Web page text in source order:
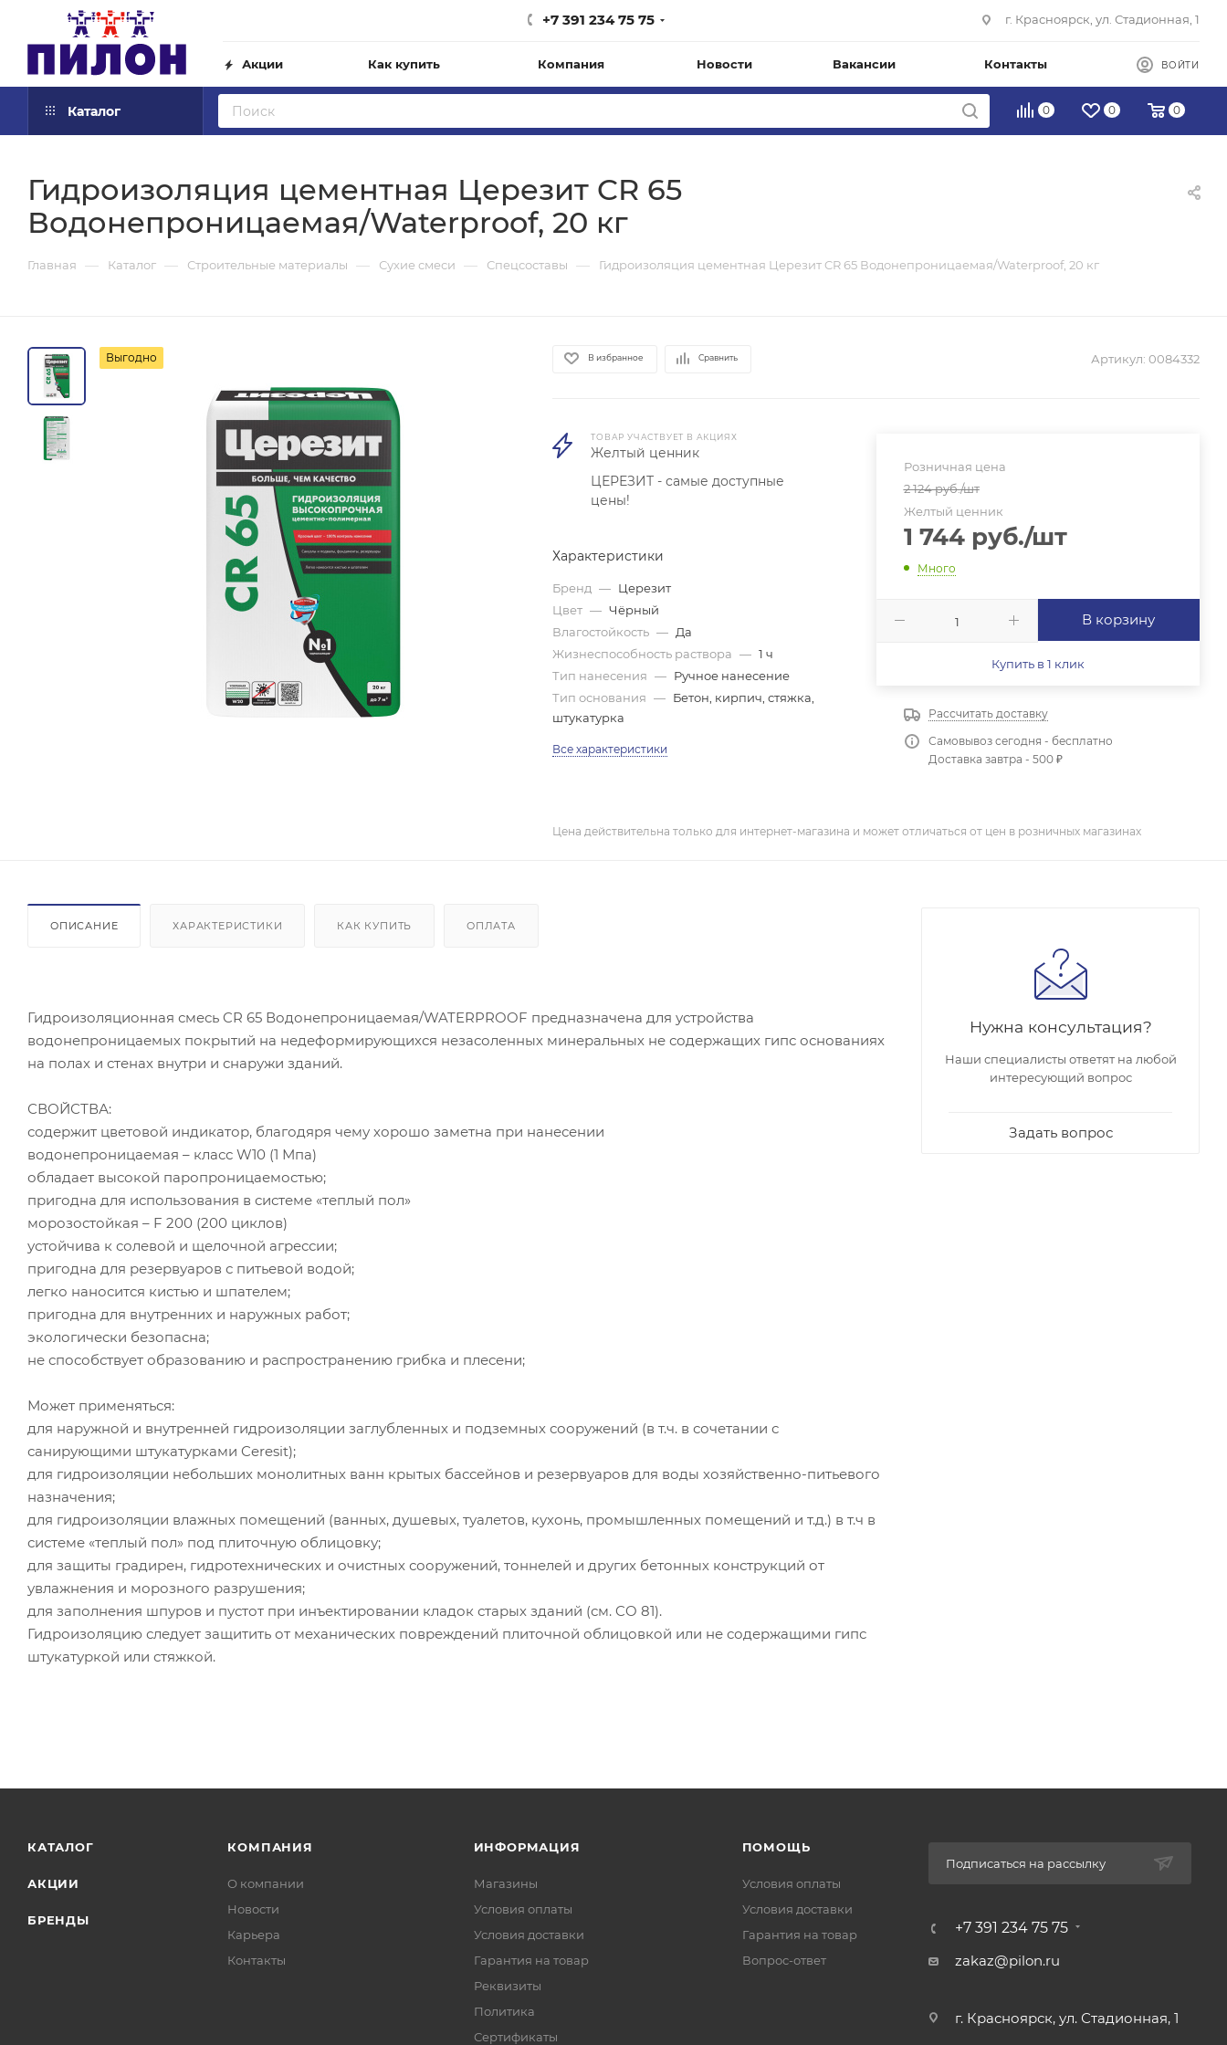
+7 391 234 75 75 г. Красноярск, ул. Стадионная, 1
Акции Как купить Компания Новости Вакансии Контакты ВОЙТИ
Каталог 0 0 0
Гидроизоляция цементная Церезит CR 65
Водонепроницаемая/Waterproof, 20 кг
Главная — Каталог — Строительные материалы — Сухие смеси — Спецсоставы — Гидроизоляция цементная Церезит CR 65 Водонепроницаемая/Waterproof, 20 кг
Выгодно В избранное Сравнить Артикул: 0084332
ТОВАР УЧАСТВУЕТ В АКЦИЯХ
Желтый ценник
ЦЕРЕЗИТ - самые доступные
цены!
Характеристики
Бренд — Церезит
Цвет — Чёрный
Влагостойкость — Да
Жизнеспособность раствора — 1 ч
Тип нанесения — Ручное нанесение
Тип основания — Бетон, кирпич, стяжка,
штукатурка
Все характеристики
Розничная цена
2 124руб./шт
Желтый ценник
1 744руб./шт
Много
В корзину
Купить в 1 клик
Рассчитать доставку
Самовывоз сегодня - бесплатно
Доставка завтра - 500 ₽
Цена действительна только для интернет-магазина и может отличаться от цен в розничных магазинах
ОПИСАНИЕ ХАРАКТЕРИСТИКИ КАК КУПИТЬ ОПЛАТА
Гидроизоляционная смесь CR 65 Водонепроницаемая/WATERPROOF предназначена для устройства
водонепроницаемых покрытий на недеформирующихся незасоленных минеральных не содержащих гипс основаниях
на полах и стенах внутри и снаружи зданий.
СВОЙСТВА:
содержит цветовой индикатор, благодяря чему хорошо заметна при нанесении
водонепроницаемая – класс W10 (1 Мпа)
обладает высокой паропроницаемостью;
пригодна для использования в системе «теплый пол»
морозостойкая – F 200 (200 циклов)
устойчива к солевой и щелочной агрессии;
пригодна для резервуаров с питьевой водой;
легко наносится кистью и шпателем;
пригодна для внутренних и наружных работ;
экологически безопасна;
не способствует образованию и распространению грибка и плесени;
Может применяться:
для наружной и внутренней гидроизоляции заглубленных и подземных сооружений (в т.ч. в сочетании с
санирующими штукатурками Ceresit);
для гидроизоляции небольших монолитных ванн крытых бассейнов и резервуаров для воды хозяйственно-питьевого
назначения;
для гидроизоляции влажных помещений (ванных, душевых, туалетов, кухонь, промышленных помещений и т.д.) в т.ч в
системе «теплый пол» под плиточную облицовку;
для защиты градирен, гидротехнических и очистных сооружений, тоннелей и других бетонных конструкций от
увлажнения и морозного разрушения;
для заполнения шпуров и пустот при инъектировании кладок старых зданий (см. CO 81).
Гидроизоляцию следует защитить от механических повреждений плиточной облицовкой или не содержащими гипс
штукатуркой или стяжкой.
Нужна консультация?
Наши специалисты ответят на любой
интересующий вопрос
Задать вопрос
КАТАЛОГ
АКЦИИ
БРЕНДЫ
КОМПАНИЯ
О компании
Новости
Карьера
Контакты
ИНФОРМАЦИЯ
Магазины
Условия оплаты
Условия доставки
Гарантия на товар
Реквизиты
Политика
Сертификаты
ПОМОЩЬ
Условия оплаты
Условия доставки
Гарантия на товар
Вопрос-ответ
Подписаться на рассылку
+7 391 234 75 75
zakaz@pilon.ru
г. Красноярск, ул. Стадионная, 1